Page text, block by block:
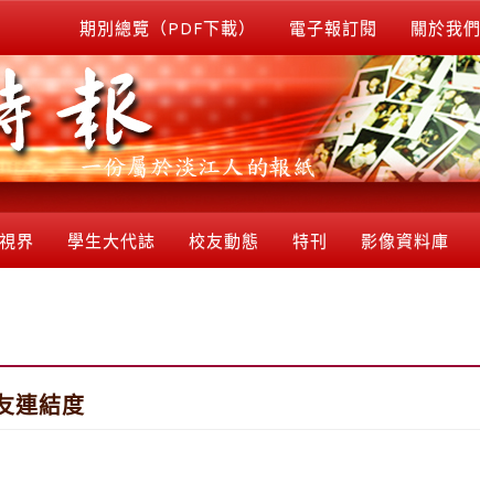
期別總覽（PDF下載） 電子報訂閱 關於我們
界 學生大代誌 校友動態 特刊 影像資料庫
連結度